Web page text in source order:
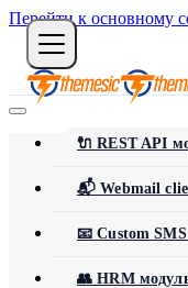
Перейти к основному
🔌 REST API
📬 Webmail
📧 Custom
👥 HRM